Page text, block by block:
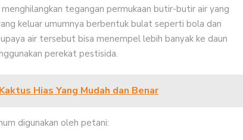
tegangan permukaan butir-butir air yang
keluar umumnya berbentuk bulat seperti bola dan
air tersebut bisa menempel lebih banyak ke daun
perekat pestisida.
Hias Yang Mudah dan Benar
digunakan oleh petani: